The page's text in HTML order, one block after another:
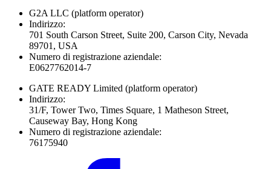
G2A LLC (platform operator)
Indirizzo:
701 South Carson Street, Suite 200, Carson City, Nevada
89701, USA
Numero di registrazione aziendale:
E0627762014-7
GATE READY Limited (platform operator)
Indirizzo:
31/F, Tower Two, Times Square, 1 Matheson Street,
Causeway Bay, Hong Kong
Numero di registrazione aziendale:
76175940